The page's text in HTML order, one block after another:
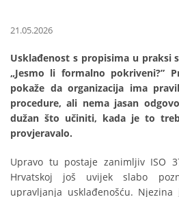
21.05.2026
Usklađenost s propisima u praksi
„Jesmo li formalno pokriveni?”
pokaže da organizacija ima
procedure, ali nema jasan
dužan što učiniti, kada je to
provjeravalo.
Upravo tu postaje zanimljiv ISO
Hrvatskoj još uvijek slabo
upravljanja usklađenošću.